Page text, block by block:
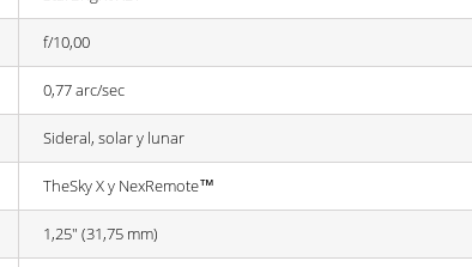
f/10,00
0,77 arc/sec
Sideral, solar y lunar
TheSky X y NexRemote™
1,25" (31,75 mm)